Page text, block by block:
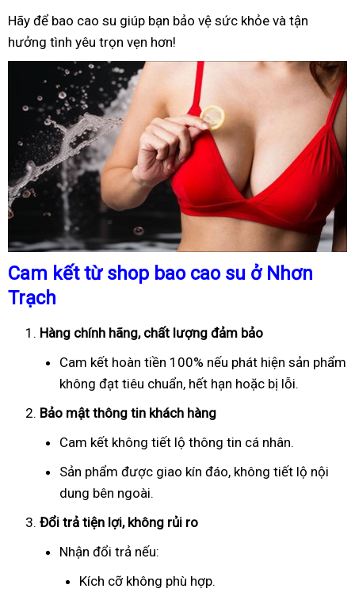
Hãy để bao cao su giúp bạn bảo vệ sức khỏe và tận
hưởng tình yêu trọn vẹn hơn!
Cam kết từ shop bao cao su ở Nhơn
Trạch
Hàng chính hãng, chất lượng đảm bảo
Cam kết hoàn tiền 100% nếu phát hiện sản phẩm
không đạt tiêu chuẩn, hết hạn hoặc bị lỗi.
Bảo mật thông tin khách hàng
Cam kết không tiết lộ thông tin cá nhân.
Sản phẩm được giao kín đáo, không tiết lộ nội
dung bên ngoài.
Đổi trả tiện lợi, không rủi ro
Nhận đổi trả nếu:
Kích cỡ không phù hợp.